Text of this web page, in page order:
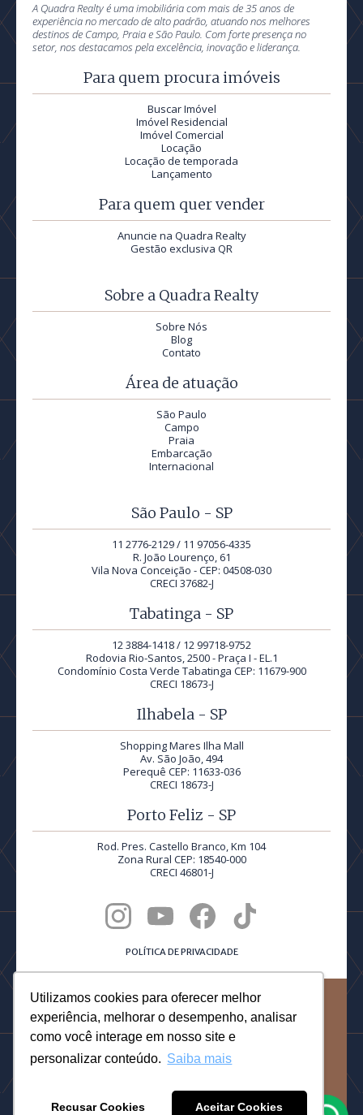
Utilizamos cookies para oferecer melhor
experiência, melhorar o desempenho, analisar
como você interage em nosso site e
personalizar conteúdo. Saiba mais
Recusar Cookies Aceitar Cookies
A Quadra Realty é uma imobiliária com mais de 35 anos de
experiência no mercado de alto padrão, atuando nos melhores
destinos de Campo, Praia e São Paulo. Com forte presença no
setor, nos destacamos pela excelência, inovação e liderança.
Para quem procura imóveis
Buscar Imóvel
Imóvel Residencial
Imóvel Comercial
Locação
Locação de temporada
Lançamento
Para quem quer vender
Anuncie na Quadra Realty
Gestão exclusiva QR
Sobre a Quadra Realty
Sobre Nós
Blog
Contato
Área de atuação
São Paulo
Campo
Praia
Embarcação
Internacional
São Paulo - SP
11 2776-2129 / 11 97056-4335
R. João Lourenço, 61
Vila Nova Conceição - CEP: 04508-030
CRECI 37682-J
Tabatinga - SP
12 3884-1418 / 12 99718-9752
Rodovia Rio-Santos, 2500 - Praça I - EL.1
Condomínio Costa Verde Tabatinga CEP: 11679-900
CRECI 18673-J
Ilhabela - SP
Shopping Mares Ilha Mall
Av. São João, 494
Perequê CEP: 11633-036
CRECI 18673-J
Porto Feliz - SP
Rod. Pres. Castello Branco, Km 104
Zona Rural CEP: 18540-000
CRECI 46801-J
POLÍTICA DE PRIVACIDADE
©2026 Quadra Realty® | Todos os direitos reservados.
DESIGNED BY DOTTORI